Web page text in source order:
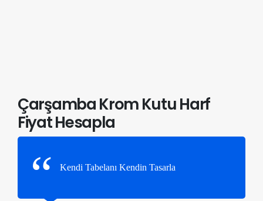
Çarşamba Krom Kutu Harf
Fiyat Hesapla
Kendi Tabelanı Kendin Tasarla